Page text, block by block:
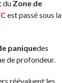
du Zone de
est passé sous la
paniquedes
de profondeur.
réévaluent les